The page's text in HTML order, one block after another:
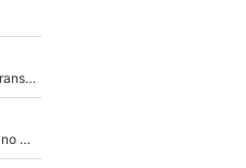
Yan Diomandé au Real Madrid : La photo qui met fin au transfert de l’été !
Du PSG à la tête de la FIFA pour remplacer Gianni Infantino ? «Il serait un mauvais président», le patron de la Liga s'attaque à Nasser Al-Khelaïfi !